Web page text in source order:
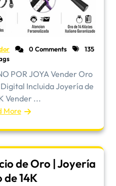
0 Comments
135
POR JOYA Vender Oro
Incluida Joyería de
Vender ...
More
de Oro | Joyería
de 14K